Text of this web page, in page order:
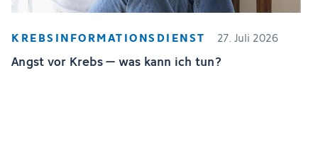
KREBSINFORMATIONSDIENST 27. Juli 2026
Angst vor Krebs – was kann ich tun?